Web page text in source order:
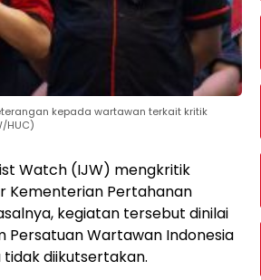
kepada wartawan terkait kritik
HUC)
Watch (IJW) mengkritik
Kementerian Pertahanan
kegiatan tersebut dinilai
Wartawan Indonesia
diikutsertakan.